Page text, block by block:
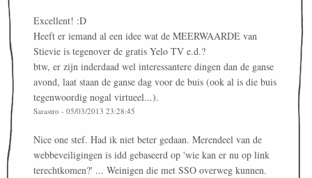
Excellent! :D
Heeft er iemand al een idee wat de MEERWAARDE van
Stievie is tegenover de gratis Yelo TV e.d.?
btw, er zijn inderdaad wel interessantere dingen dan de ganse
avond, laat staan de ganse dag voor de buis (ook al is die buis
tegenwoordig nogal virtueel...).
Sarastro - 05/03/2013 23:28:45
Nice one stef. Had ik niet beter gedaan. Merendeel van de
webbeveiligingen is idd gebaseerd op 'wie kan er nu op link
terechtkomen?' ... Weinigen die met SSO overweg kunnen.